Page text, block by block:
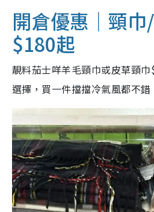
開倉優惠｜頸
$180起
靚料茄士咩羊毛頸巾或皮草頸
選擇，買一件擋擋冷氣風都不錯